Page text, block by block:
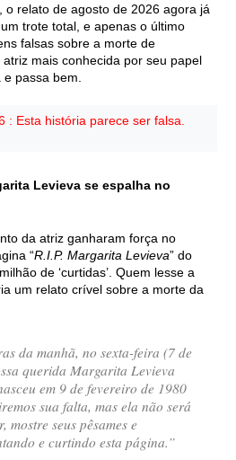
relato de agosto de 2026 agora já
trote total, e apenas o último
falsas sobre a morte de
mais conhecida por seu papel
e passa bem.
: Esta história parece ser falsa.
Levieva se espalha no
da atriz ganharam força no
“R.I.P. Margarita Levieva” do
de ‘curtidas’. Quem lesse a
um relato crível sobre a morte da
da manhã, no sexta-feira (7 de
querida Margarita Levieva
em 9 de fevereiro de 1980
sua falta, mas ela não será
mostre seus pêsames e
e curtindo esta página.”